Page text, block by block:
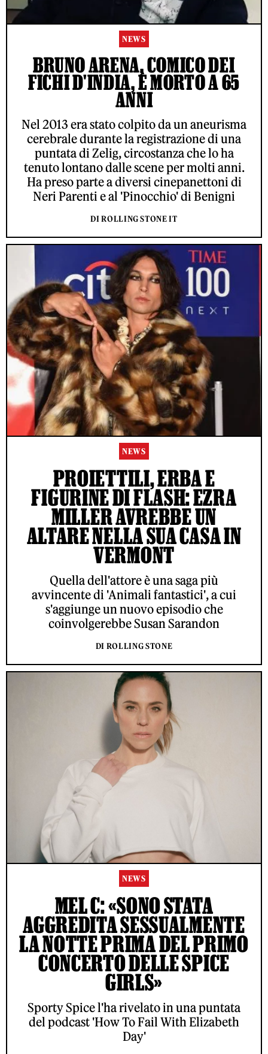
NEWS
BRUNO ARENA, COMICO DEI
FICHI D'INDIA, È MORTO A 65
ANNI
Nel 2013 era stato colpito da un aneurisma
cerebrale durante la registrazione di una
puntata di Zelig, circostanza che lo ha
tenuto lontano dalle scene per molti anni.
Ha preso parte a diversi cinepanettoni di
Neri Parenti e al 'Pinocchio' di Benigni
DI ROLLING STONE IT
NEWS
PROIETTILI, ERBA E
FIGURINE DI FLASH: EZRA
MILLER AVREBBE UN
ALTARE NELLA SUA CASA IN
VERMONT
Quella dell'attore è una saga più
avvincente di 'Animali fantastici', a cui
s'aggiunge un nuovo episodio che
coinvolgerebbe Susan Sarandon
DI ROLLING STONE
NEWS
MEL C: «SONO STATA
AGGREDITA SESSUALMENTE
LA NOTTE PRIMA DEL PRIMO
CONCERTO DELLE SPICE
GIRLS»
Sporty Spice l'ha rivelato in una puntata
del podcast 'How To Fail With Elizabeth
Day'